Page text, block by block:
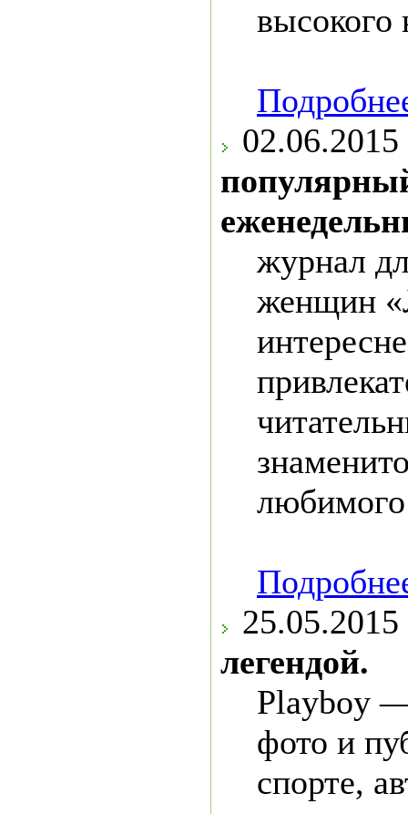
высокого
02.06.2015
журнал
женщин
25.05.2015
легендой.
Playboy
фото и
спорте,